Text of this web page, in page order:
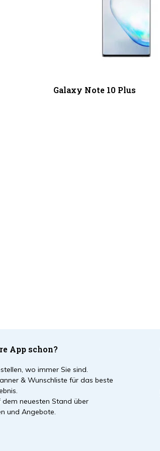
Galaxy Note 10 Plus
App schon?
wo immer Sie sind.
& Wunschliste für das beste
neuesten Stand über
und Angebote.